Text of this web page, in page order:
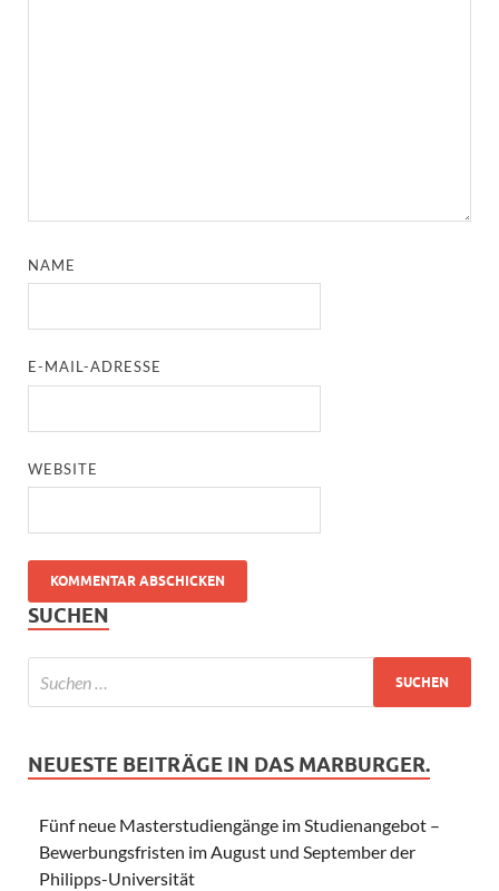
NAME
E-MAIL-ADRESSE
WEBSITE
SUCHEN
NEUESTE BEITRÄGE IN DAS MARBURGER.
Fünf neue Masterstudiengänge im Studienangebot –
Bewerbungsfristen im August und September der
Philipps-Universität